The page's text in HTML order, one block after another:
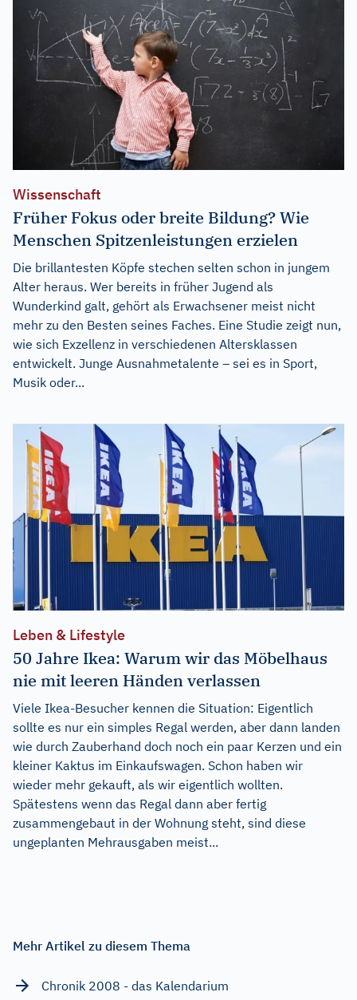
Wissenschaft
Früher Fokus oder breite Bildung? Wie
Menschen Spitzenleistungen erzielen
Die brillantesten Köpfe stechen selten schon in jungem
Alter heraus. Wer bereits in früher Jugend als
Wunderkind galt, gehört als Erwachsener meist nicht
mehr zu den Besten seines Faches. Eine Studie zeigt nun,
wie sich Exzellenz in verschiedenen Altersklassen
entwickelt. Junge Ausnahmetalente – sei es in Sport,
Musik oder...
Leben & Lifestyle
50 Jahre Ikea: Warum wir das Möbelhaus
nie mit leeren Händen verlassen
Viele Ikea-Besucher kennen die Situation: Eigentlich
sollte es nur ein simples Regal werden, aber dann landen
wie durch Zauberhand doch noch ein paar Kerzen und ein
kleiner Kaktus im Einkaufswagen. Schon haben wir
wieder mehr gekauft, als wir eigentlich wollten.
Spätestens wenn das Regal dann aber fertig
zusammengebaut in der Wohnung steht, sind diese
ungeplanten Mehrausgaben meist...
Mehr Artikel zu diesem Thema
Chronik 2008 - das Kalendarium